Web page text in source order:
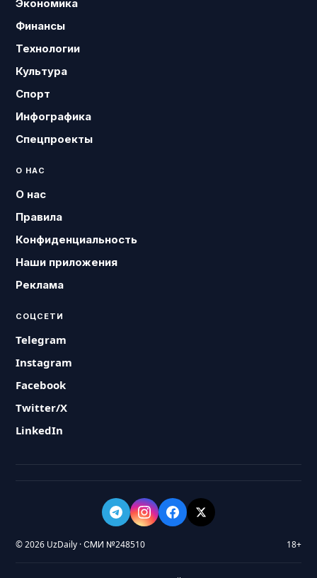
Экономика
Финансы
Технологии
Культура
Спорт
Инфографика
Спецпроекты
О НАС
О нас
Правила
Конфиденциальность
Наши приложения
Реклама
СОЦСЕТИ
Telegram
Instagram
Facebook
Twitter/X
LinkedIn
© 2026 UzDaily · СМИ №248510 18+